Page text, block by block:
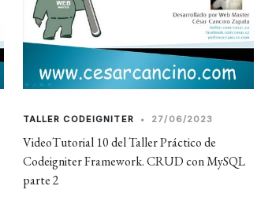
TALLER CODEIGNITER • 27/06/2023
VideoTutorial 10 del Taller Práctico de
Codeigniter Framework. CRUD con MySQL
parte 2